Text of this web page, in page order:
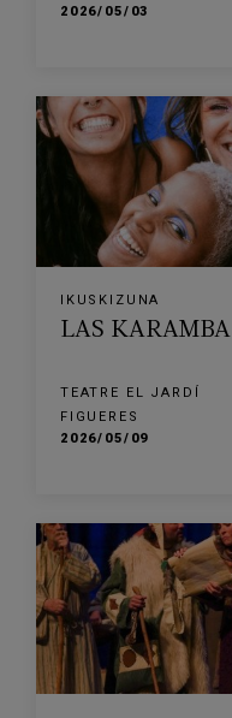
2026/05/03
IKUSKIZUNA
LAS KARAMBA
TEATRE EL JARDÍ
FIGUERES
2026/05/09